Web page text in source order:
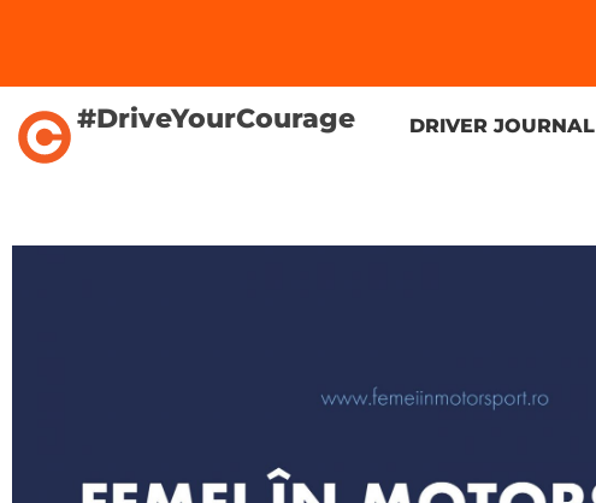
#DriveYourCourage DRIVER JOURNAL